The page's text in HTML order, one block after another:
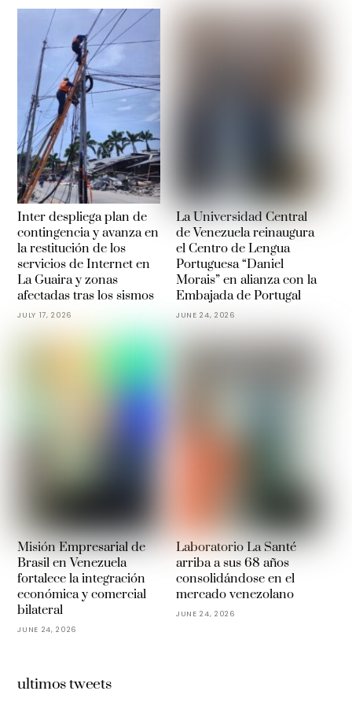
Inter despliega plan de
contingencia y avanza en
la restitución de los
servicios de Internet en
La Guaira y zonas
afectadas tras los sismos
JULY 17, 2026
La Universidad Central
de Venezuela reinaugura
el Centro de Lengua
Portuguesa “Daniel
Morais” en alianza con la
Embajada de Portugal
JUNE 24, 2026
Misión Empresarial de
Brasil en Venezuela
fortalece la integración
económica y comercial
bilateral
JUNE 24, 2026
Laboratorio La Santé
arriba a sus 68 años
consolidándose en el
mercado venezolano
JUNE 24, 2026
ultimos tweets